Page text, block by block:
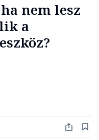
nem lesz
a